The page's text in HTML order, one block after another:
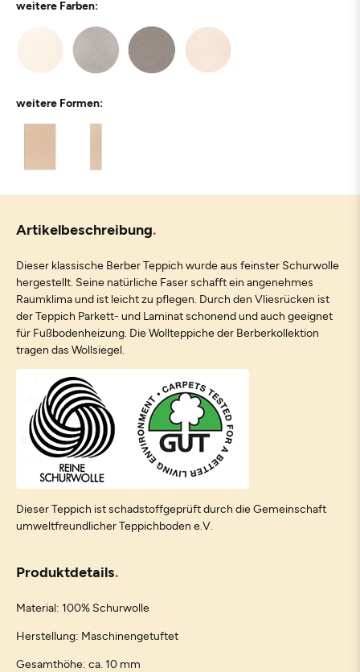
weitere Farben:
weitere Formen:
Artikelbeschreibung
Dieser klassische Berber Teppich wurde aus feinster Schurwolle
hergestellt. Seine natürliche Faser schafft ein angenehmes
Raumklima und ist leicht zu pflegen. Durch den Vliesrücken ist
der Teppich Parkett- und Laminat schonend und auch geeignet
für Fußbodenheizung. Die Wollteppiche der Berberkollektion
tragen das Wollsiegel.
Dieser Teppich ist schadstoffgeprüft durch die Gemeinschaft
umweltfreundlicher Teppichboden e.V.
Produktdetails
Material: 100% Schurwolle
Herstellung: Maschinengetuftet
Gesamthöhe: ca. 10 mm